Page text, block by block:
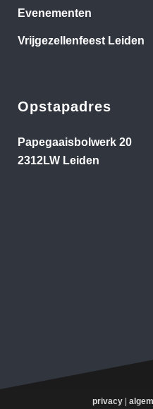
Evenementen
Vrijgezellenfeest Leiden
Opstapadres
Papegaaisbolwerk 20
2312LW Leiden
privacy